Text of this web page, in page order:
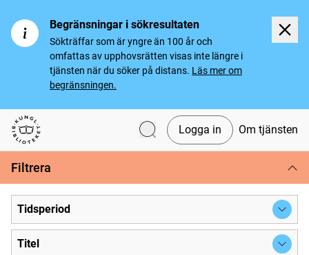
Begränsningar i sökresultaten
Sökträffar som är yngre än 100 år och
omfattas av upphovsrätten visas inte längre i
tjänsten när du söker på distans. Läs mer om
begränsningen.
Svenska tidningar
Logga in Om tjänsten
Filtrera
Tidsperiod
Titel